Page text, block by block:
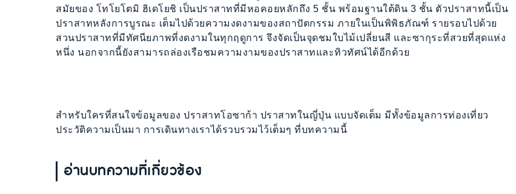
สมัยของ โทโยโตมิ ฮิเดโยชิ เป็นปราสาทที่มีหอคอยหลักถึง 5 ชั้น พร้อมฐานใต้ดิน 3 ชั้น ตัวปราสาทนี้เป็น
ปราสาทหลังการบูรณะ เต็มไปด้วยความงดงามของสถาปัตกรรม ภายในเป็นพิพิธภัณฑ์ รายรอบไปด้วย
สวนปราสาทที่มีทัศนียภาพที่งดงามในทุกฤดูการ จึงจัดเป็นจุดชมใบไม้เปลี่ยนสี และซากุระที่สวยที่สุดแห่ง
หนึ่ง นอกจากนี้ยังสามารถล่องเรือชมความงามของปราสาทและทิวทัศน์ได้อีกด้วย
สำหรับใครที่สนใจข้อมูลของ ปราสาทโอซาก้า ปราสาทในญี่ปุ่น แบบจัดเต็ม มีทั้งข้อมูลการท่องเที่ยว
ประวัติความเป็นมา การเดินทางเราได้รวบรวมไว้เต็มๆ ที่บทความนี้
อ่านบทความที่เกี่ยวข้อง